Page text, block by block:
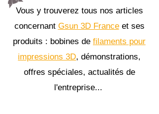
Vous y trouverez tous nos articles
concernant Gsun 3D Franceet ses
produits : bobines de filaments pour
impressions 3D, démonstrations,
offres spéciales, actualités de
l'entreprise...